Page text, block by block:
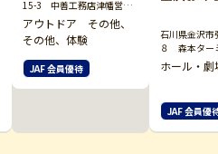
15-3 中善工務店津幡営業
所敷地内
アウトドア その他、
その他、体験
JAF 会員優待
石川県金沢市
８ 森本タ
ファミレ１F
ホール・劇
JAF 会員優